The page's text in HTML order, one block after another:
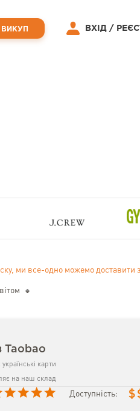
ми все-одно можемо доставити
Taobao
карти
на наш склад
Доступність: $
ВХІД /